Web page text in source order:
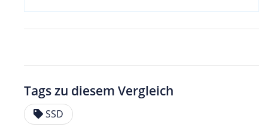
Tags zu diesem Vergleich
SSD